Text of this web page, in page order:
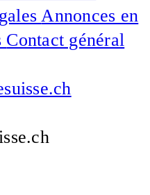
Annonces en
Contact général